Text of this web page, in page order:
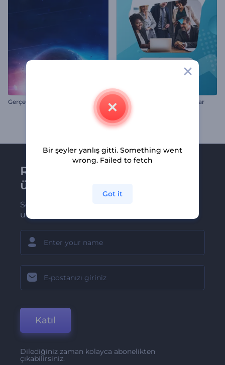
Gerçekçi Evren İntro Dinamik Kurumsal Sunumlar
Renderforest bültenine
üye olun
Son haber ve tekliflerimiz ilk olarak size
ulaşsın
Katıl
Dilediğiniz zaman kolayca abonelikten
çıkabilirsiniz.
Bir şeyler yanlış gitti. Something went
wrong. Failed to fetch
Got it